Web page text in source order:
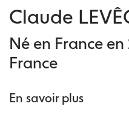
content
Claude
Né en France en
France
En savoir plus